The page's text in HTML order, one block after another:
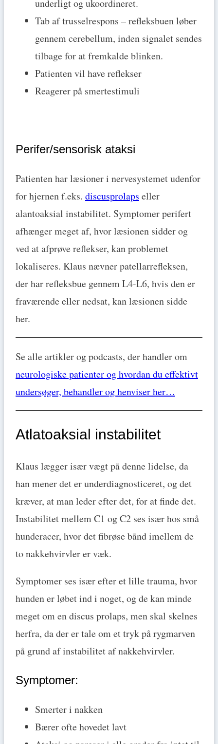
underligt og ukoordineret.
Tab af trusselrespons – refleksbuen løber
gennem cerebellum, inden signalet sendes
tilbage for at fremkalde blinken.
Patienten vil have reflekser
Reagerer på smertestimuli
Perifer/sensorisk ataksi
Patienten har læsioner i nervesystemet udenfor
for hjernen f.eks. discusprolaps eller
alantoaksial instabilitet. Symptomer perifert
afhænger meget af, hvor læsionen sidder og
ved at afprøve reflekser, kan problemet
lokaliseres. Klaus nævner patellarrefleksen,
der har refleksbue gennem L4-L6, hvis den er
fraværende eller nedsat, kan læsionen sidde
her.
Se alle artikler og podcasts, der handler om
neurologiske patienter og hvordan du effektivt
undersøger, behandler og henviser her…
Atlatoaksial instabilitet
Klaus lægger især vægt på denne lidelse, da
han mener det er underdiagnosticeret, og det
kræver, at man leder efter det, for at finde det.
Instabilitet mellem C1 og C2 ses især hos små
hunderacer, hvor det fibrøse bånd imellem de
to nakkehvirvler er væk.
Symptomer ses især efter et lille trauma, hvor
hunden er løbet ind i noget, og de kan minde
meget om en discus prolaps, men skal skelnes
herfra, da der er tale om et tryk på rygmarven
på grund af instabilitet af nakkehvirvler.
Symptomer:
Smerter i nakken
Bærer ofte hovedet lavt